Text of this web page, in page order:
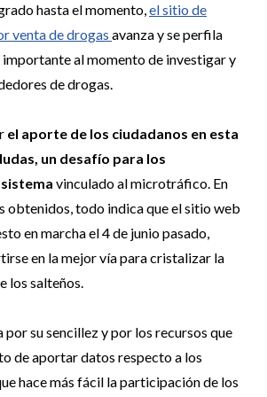
hasta el momento,el sitio de
venta de drogas avanza y se perfila
al momento de investigar y
de drogas.
el aporte de los ciudadanos en esta
un desafío para los
vinculado al microtráfico. En
obtenidos, todo indica que el sitio web
en marcha el 4 de junio pasado,
en la mejor vía para cristalizar la
los salteños.
por su sencillez y por los recursos que
de aportar datos respecto a los
hace más fácil la participación de los